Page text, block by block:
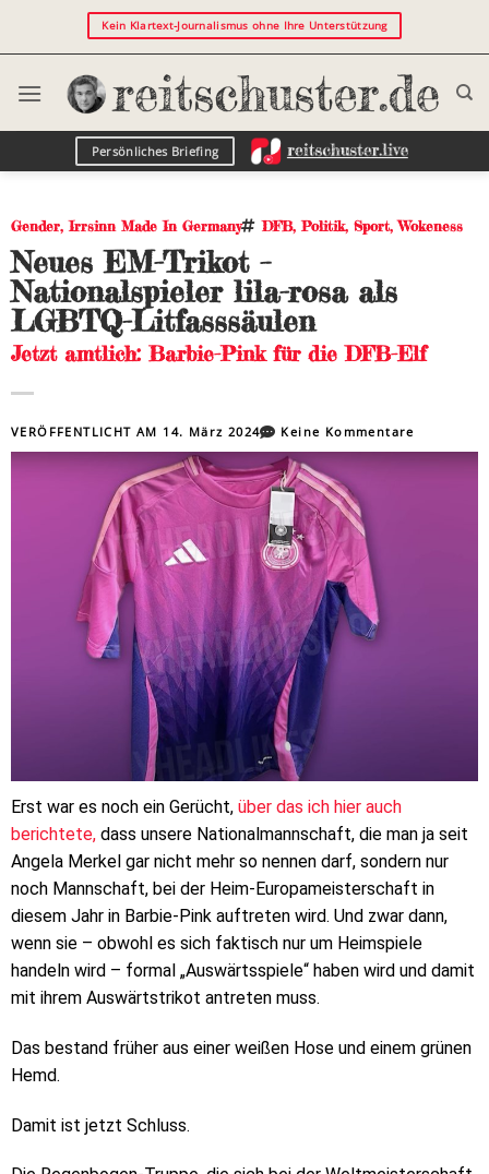
Kein Klartext-Journalismus ohne Ihre Unterstützung
Persönliches Briefing
Gender,Irrsinn Made In Germany DFB,Politik, Sport,Wokeness
Neues EM-Trikot –
Nationalspieler lila-rosa als
LGBTQ-Litfasssäulen
Jetzt amtlich: Barbie-Pink für die DFB-Elf
VERÖFFENTLICHT AM 14. März 2024 Keine Kommentare
Erst war es noch ein Gerücht, über das ich hier auch
berichtete, dass unsere Nationalmannschaft, die man ja seit
Angela Merkel gar nicht mehr so nennen darf, sondern nur
noch Mannschaft, bei der Heim-Europameisterschaft in
diesem Jahr in Barbie-Pink auftreten wird. Und zwar dann,
wenn sie – obwohl es sich faktisch nur um Heimspiele
handeln wird – formal „Auswärtsspiele“ haben wird und damit
mit ihrem Auswärtstrikot antreten muss.
Das bestand früher aus einer weißen Hose und einem grünen
Hemd.
Damit ist jetzt Schluss.